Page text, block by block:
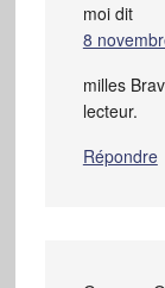
moi dit
8
milles
lecteur.
Répondre